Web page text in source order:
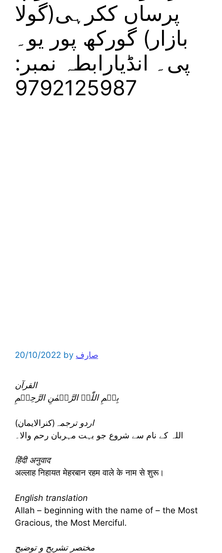
پرساں ککرہی(گولا
بازار) گورکھ پور یو۔
پی۔ انڈیارابطہ نمبر:
9792125987
20/10/2022 by صارف
القرآن
بِسۡمِ اللّٰہِ الرَّحۡمٰنِ الرَّحِیۡمِ
اردو ترجمہ (کنرالایمان)
اللہ کے نام سے شروع جو بہت مہربان رحم والا۔
हिंदी अनुवाद
अल्लाह निहायत मेहरबान रहम वाले के नाम से शुरू।
English translation
Allah – beginning with the name of – the Most
Gracious, the Most Merciful.
مختصر تشریح و توضیح